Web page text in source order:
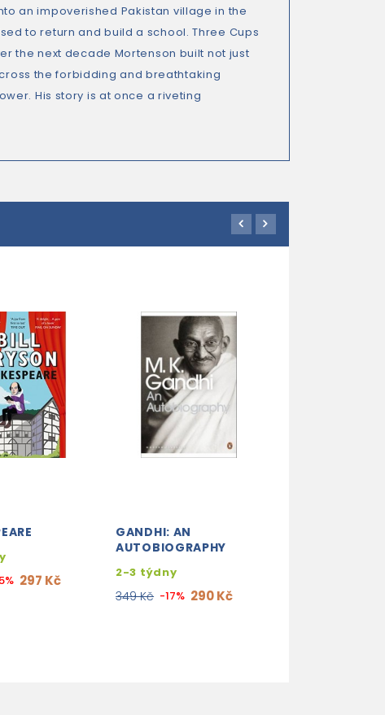
an impoverished Pakistan village in the
to return and build a school. Three Cups
the next decade Mortenson built not just
the forbidding and breathtaking
His story is at once a riveting
297 Kč
GANDHI: AN
AUTOBIOGRAPHY
2-3 týdny
349 Kč -17% 290 Kč